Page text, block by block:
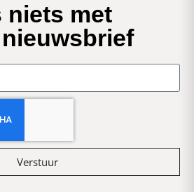
niets met
Verstuur